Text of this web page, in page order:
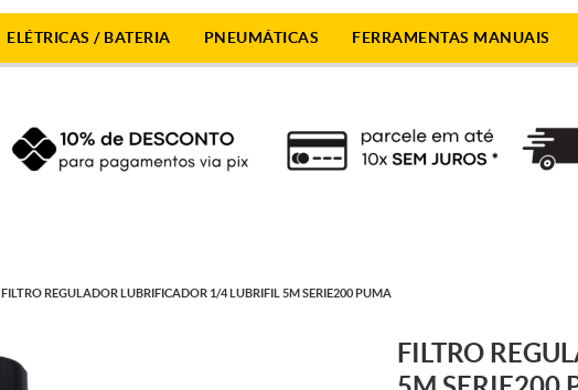
ELÉTRICAS / BATERIA PNEUMÁTICAS FERRAMENTAS MANUAIS
FILTRO REGULADOR LUBRIFICADOR 1/4 LUBRIFIL 5M SERIE200 PUMA
FILTRO